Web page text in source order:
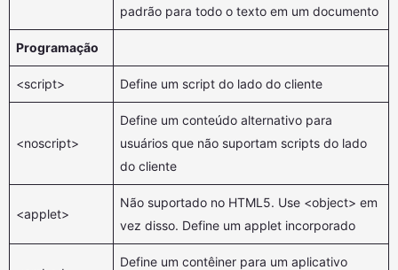
padrão para todo o texto em um documento
Programação
<script> Define um script do lado do cliente
<noscript>
Define um conteúdo alternativo para
usuários que não suportam scripts do lado
do cliente
<applet>
Não suportado no HTML5. Use <object> em
vez disso. Define um applet incorporado
Define um contêiner para um aplicativo